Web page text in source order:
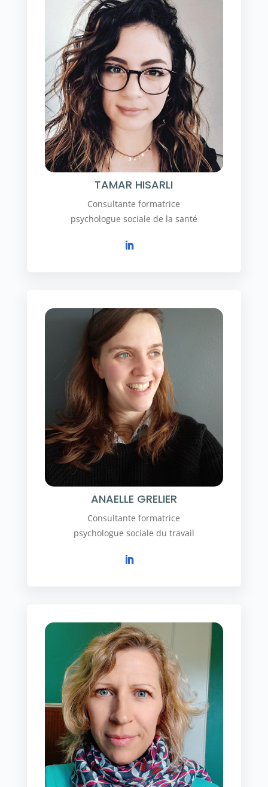
TAMAR HISARLI
Consultante formatrice
psychologue sociale de la santé
ANAELLE GRELIER
Consultante formatrice
psychologue sociale du travail